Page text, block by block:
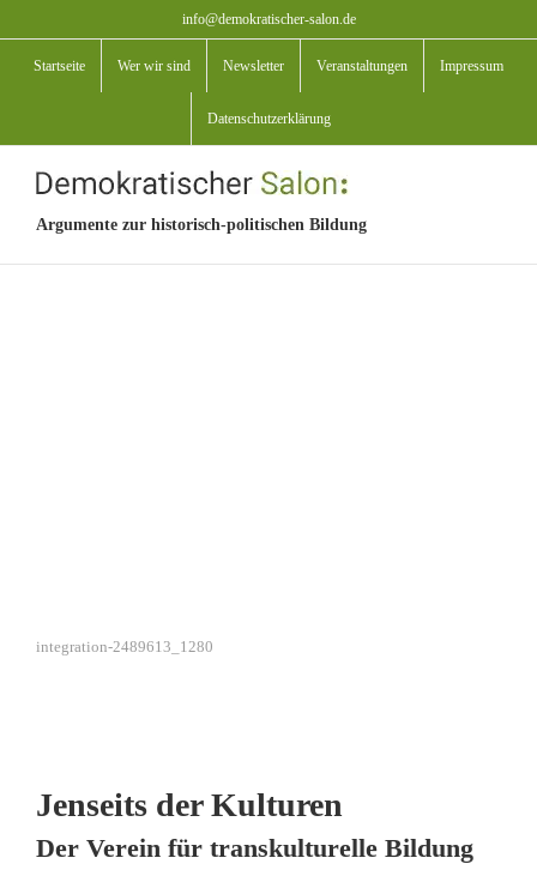
Inhalt
springen
info@demokratischer-salon.de
Startseite Wer wir sind Newsletter Veranstaltungen Impressum
Datenschutzerklärung
Argumente zur historisch-politischen Bildung
integration-2489613_1280
Jenseits der Kulturen
Der Verein für transkulturelle Bildung